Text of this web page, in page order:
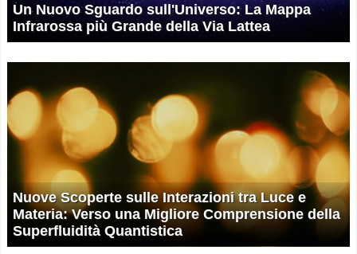
Un Nuovo Sguardo sull'Universo: La Mappa
Infrarossa più Grande della Via Lattea
Nuove Scoperte sulle Interazioni tra Luce e
Materia: Verso una Migliore Comprensione della
Superfluidità Quantistica